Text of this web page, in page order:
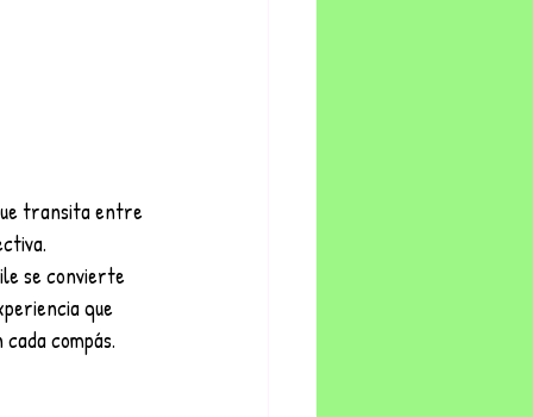
transita entre
se convierte
que
compás.